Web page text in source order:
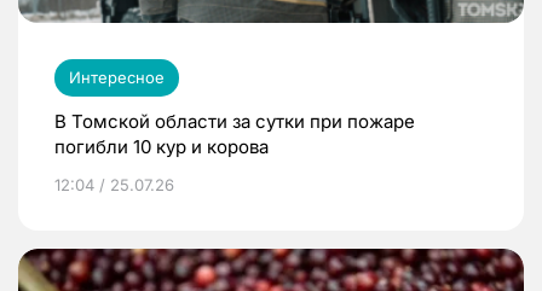
Интересное
В Томской области за сутки при пожаре
погибли 10 кур и корова
12:04 / 25.07.26